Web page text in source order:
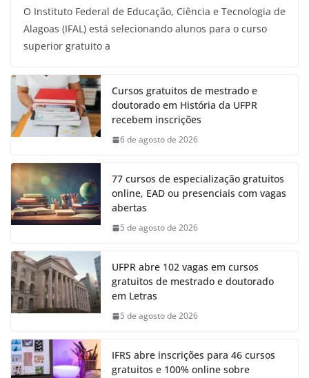
O Instituto Federal de Educação, Ciência e Tecnologia de
Alagoas (IFAL) está selecionando alunos para o curso
superior gratuito a
Cursos gratuitos de mestrado e
doutorado em História da UFPR
recebem inscrições
6 de agosto de 2026
77 cursos de especialização gratuitos
online, EAD ou presenciais com vagas
abertas
5 de agosto de 2026
UFPR abre 102 vagas em cursos
gratuitos de mestrado e doutorado
em Letras
5 de agosto de 2026
IFRS abre inscrições para 46 cursos
gratuitos e 100% online sobre